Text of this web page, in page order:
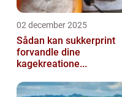
02 december 2025
Sådan kan sukkerprint
forvandle dine
kagekreatione...